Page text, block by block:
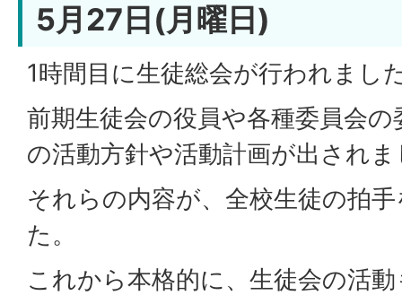
5月27日(月曜日)
1時間目に生徒総会が行われまし
前期生徒会の役員や各種委員会
の活動方針や活動計画が出され
それらの内容が、全校生徒の拍
た。
これから本格的に、生徒会の活